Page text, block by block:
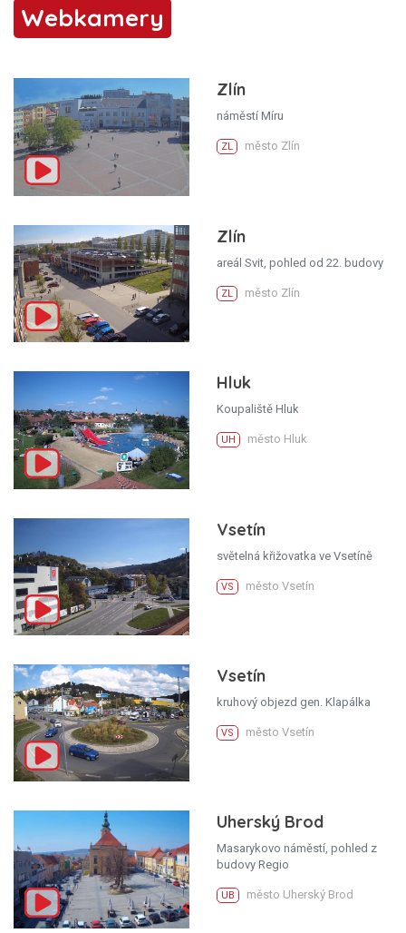
Webkamery
Zlín
náměstí Míru
ZL město Zlín
Zlín
areál Svit, pohled od 22. budovy
ZL město Zlín
Hluk
Koupaliště Hluk
UH město Hluk
Vsetín
světelná křižovatka ve Vsetíně
VS město Vsetín
Vsetín
kruhový objezd gen. Klapálka
VS město Vsetín
Uherský Brod
Masarykovo náměstí, pohled z
budovy Regio
UB město Uherský Brod